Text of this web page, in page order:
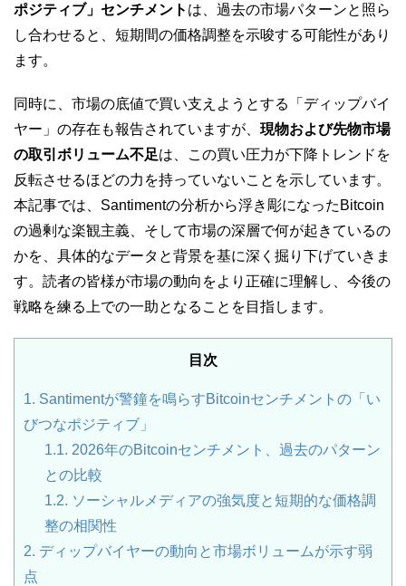
ポジティブ」センチメント は、過去の市場パターンと照ら
し合わせると、短期間の価格調整を示唆する可能性があり
ます。
同時に、市場の底値で買い支えようとする「ディップバイ
ヤー」の存在も報告されていますが、 現物および先物市場
の取引ボリューム不足は、この買い圧力が下降トレンドを
反転させるほどの力を持っていないことを示しています。
本記事では、Santimentの分析から浮き彫になったBitcoin
の過剰な楽観主義、そして市場の深層で何が起きているの
かを、具体的なデータと背景を基に深く掘り下げていきま
す。読者の皆様が市場の動向をより正確に理解し、今後の
戦略を練る上での一助となることを目指します。
目次
1. Santimentが警鐘を鳴らすBitcoinセンチメントの「い
びつなポジティブ」
1.1. 2026年のBitcoinセンチメント、過去のパターン
との比較
1.2. ソーシャルメディアの強気度と短期的な価格調
整の相関性
2. ディップバイヤーの動向と市場ボリュームが示す弱
点